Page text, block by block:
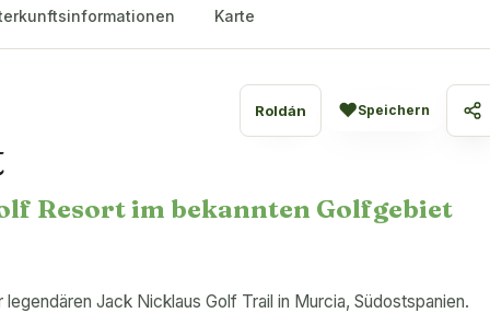
Karte
Roldán ♥Speichern
Resort im bekannten Golfgebiet
Jack Nicklaus Golf Trail in Murcia, Südostspanien.